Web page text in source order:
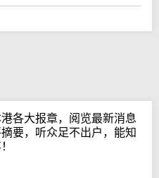
各大报章，阅览最新消息
要，听众足不出户，能知